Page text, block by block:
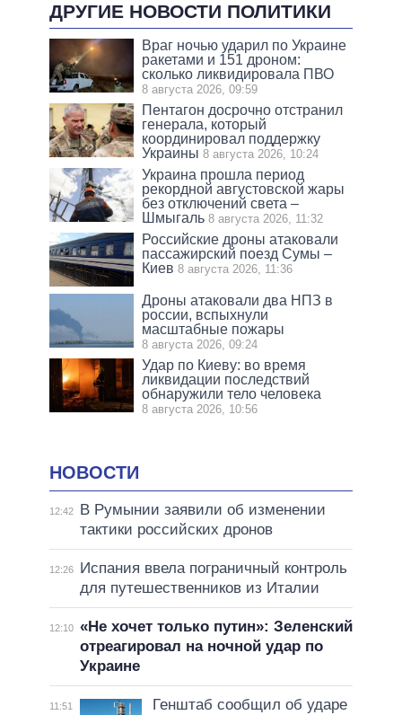
ДРУГИЕ НОВОСТИ ПОЛИТИКИ
Враг ночью ударил по Украине
ракетами и 151 дроном:
сколько ликвидировала ПВО
8 августа 2026, 09:59
Пентагон досрочно отстранил
генерала, который
координировал поддержку
Украины 8 августа 2026, 10:24
Украина прошла период
рекордной августовской жары
без отключений света –
Шмыгаль 8 августа 2026, 11:32
Российские дроны атаковали
пассажирский поезд Сумы –
Киев 8 августа 2026, 11:36
Дроны атаковали два НПЗ в
россии, вспыхнули
масштабные пожары
8 августа 2026, 09:24
Удар по Киеву: во время
ликвидации последствий
обнаружили тело человека
8 августа 2026, 10:56
НОВОСТИ
12:42
В Румынии заявили об изменении
тактики российских дронов
12:26
Испания ввела пограничный контроль
для путешественников из Италии
12:10 «Не хочет только путин»: Зеленский
отреагировал на ночной удар по
Украине
11:51
Генштаб сообщил об ударе